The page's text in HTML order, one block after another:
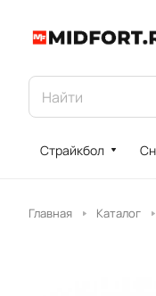
Страйкбол
Главная Каталог